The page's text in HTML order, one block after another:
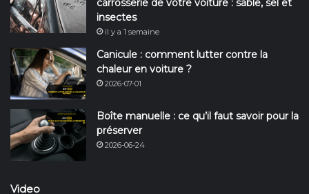
carrosserie de votre voiture : sable, sel et
insectes
il y a 1 semaine
Canicule : comment lutter contre la
chaleur en voiture ?
2026-07-01
Boîte manuelle : ce qu’il faut savoir pour la
préserver
2026-06-24
Video